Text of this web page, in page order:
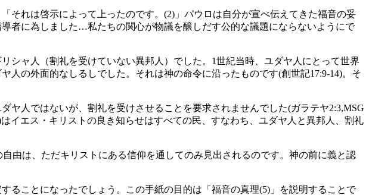
それは啓示によって上ったのです。(2)」パウロは自分が宣べ伝えてきた福音の妥
者に為しました…私たちの関心が物議を醸しだす公的な議題にならないようにで
シャ人（割礼を受けていない異邦人）でした。1世紀当時、ユダヤ人にとって世界
の外面的なしるしでした。それは神の命令に沿ったものです(創世記17:9-14)。そ
ヤ人ではないが、割礼を受けさせることを要求されませんでした(ガラテヤ2:3,MSG
イエス・キリストの良き知らせはすべての民、すなわち、ユダヤ人と異邦人、割礼
由は、ただキリストにある信仰を通してのみ見出されるのです。神の前に義と認
ることになったでしょう。この手紙の目的は「福音の真理(5)」を説明することで